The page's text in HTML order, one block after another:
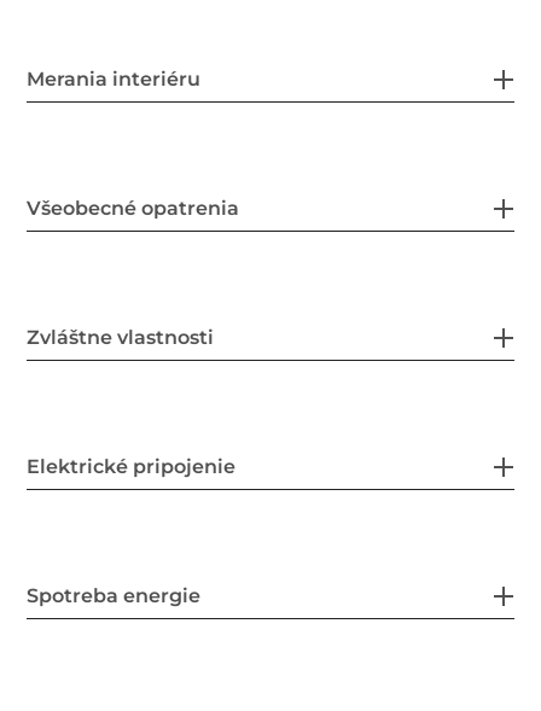
Merania interiéru
Všeobecné opatrenia
Zvláštne vlastnosti
Elektrické pripojenie
Spotreba energie